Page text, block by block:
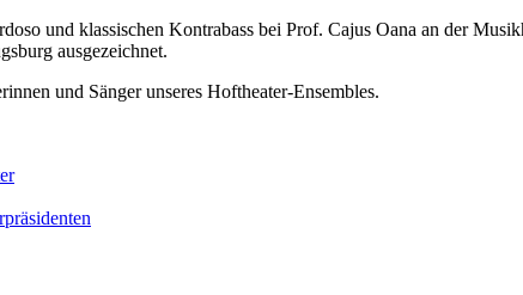
und klassischen Kontrabass bei Prof. Cajus Oana an der
ausgezeichnet.
und Sänger unseres Hoftheater-Ensembles.